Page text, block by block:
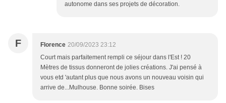
autonome dans ses projets de décoration.
F Florence 20/09/2023 23:12
Court mais parfaitement rempli ce séjour dans l'Est ! 20
Mètres de tissus donneront de jolies créations. J'ai pensé à
vous etd 'autant plus que nous avons un nouveau voisin qui
arrive de...Mulhouse. Bonne soirée. Bises